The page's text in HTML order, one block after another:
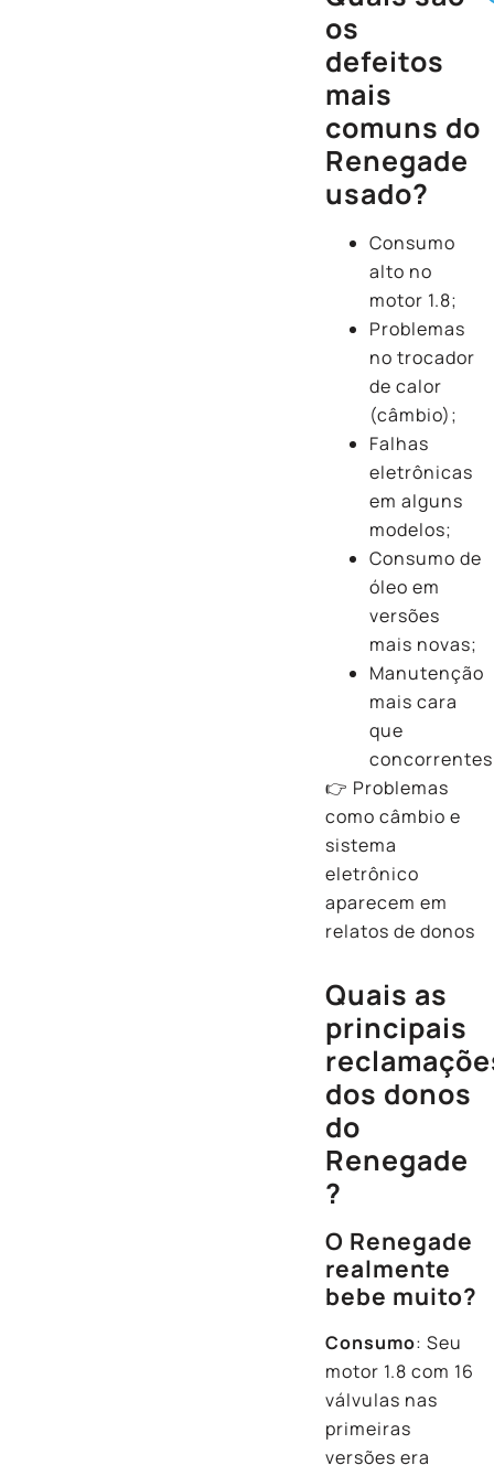
os
defeitos
mais
comuns do
Renegade
usado?
Consumo
alto no
motor 1.8;
Problemas
no trocador
de calor
(câmbio);
Falhas
eletrônicas
em alguns
modelos;
Consumo de
óleo em
versões
mais novas;
Manutenção
mais cara
que
👉 Problemas
como câmbio e
sistema
eletrônico
aparecem em
relatos de donos
Quais as
principais
dos donos
do
Renegade
?
O Renegade
realmente
bebe muito?
Consumo: Seu
motor 1.8 com 16
válvulas nas
primeiras
versões era